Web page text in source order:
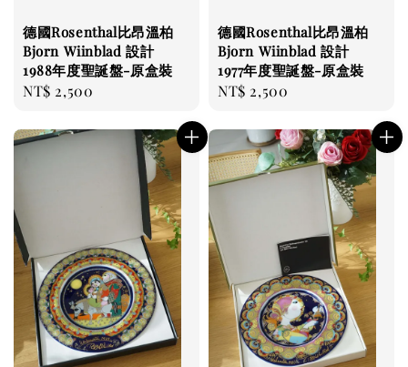
德國Rosenthal比昂溫柏
Bjorn Wiinblad 設計
1988年度聖誕盤-原盒裝
Regular
NT$ 2,500
德國Rosenthal比昂溫柏
Bjorn Wiinblad 設計
1977年度聖誕盤-原盒裝
Regular
NT$ 2,500